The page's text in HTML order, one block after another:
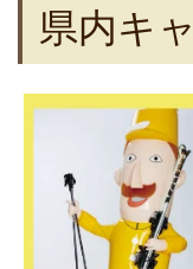
県内キ